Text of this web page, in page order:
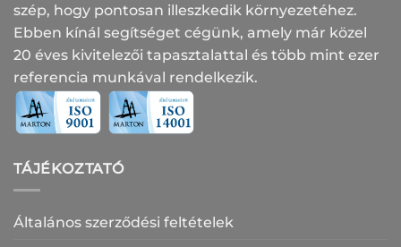
szép, hogy pontosan illeszkedik környezetéhez.
Ebben kínál segítséget cégünk, amely már közel
20 éves kivitelezői tapasztalattal és több mint ezer
referencia munkával rendelkezik.
TÁJÉKOZTATÓ
Általános szerződési feltételek